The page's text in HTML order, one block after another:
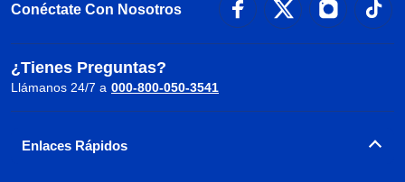
Conéctate Con Nosotros
¿Tienes Preguntas?
Llámanos 24/7 a 000-800-050-3541
Enlaces Rápidos